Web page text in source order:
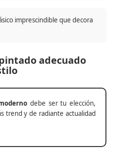
imprescindible que decora
adecuado
debe ser tu elección,
trend y de radiante actualidad